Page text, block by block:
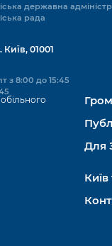
державна
рада
01001
з 8:00 до 15:45
Для